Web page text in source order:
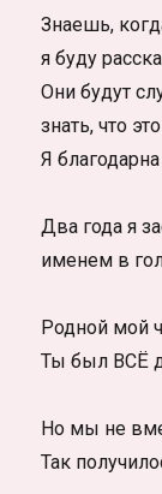
Знаешь,
я буду
Они будут
знать, что
Я
Два года я
именем в
Родной мой
Ты был ВСЁ
Но мы не
Так